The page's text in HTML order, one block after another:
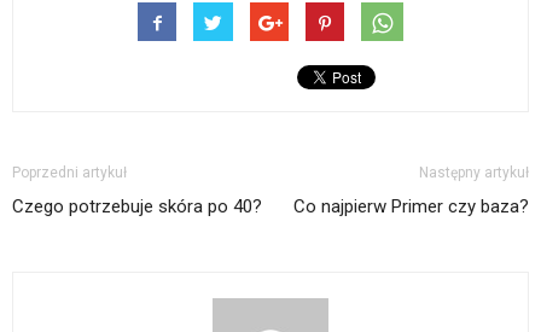
Poprzedni artykuł
Czego potrzebuje skóra po 40?
Następny artykuł
Co najpierw Primer czy baza?